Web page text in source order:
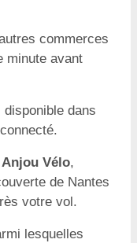
commerces
minute avant
disponible dans
Anjou Vélo,
de Nantes
votre vol.
lesquelles